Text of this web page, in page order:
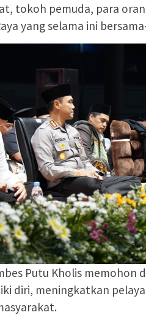
tokoh pemuda, para
yang selama ini
Putu Kholis memohon
diri, meningkatkan